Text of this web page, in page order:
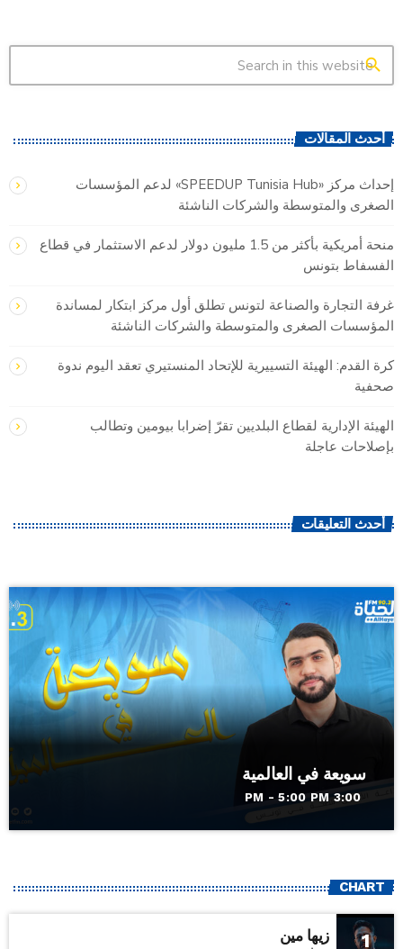
search
أحدث المقالات
إحداث مركز «SPEEDUP Tunisia Hub» لدعم المؤسسات
الصغرى والمتوسطة والشركات الناشئة
منحة أمريكية بأكثر من 1.5 مليون دولار لدعم الاستثمار في قطاع
الفسفاط بتونس
غرفة التجارة والصناعة لتونس تطلق أول مركز ابتكار لمساندة
المؤسسات الصغرى والمتوسطة والشركات الناشئة
كرة القدم: الهيئة التسييرية للإتحاد المنستيري تعقد اليوم ندوة
صحفية
الهيئة الإدارية لقطاع البلديين تقرّ إضرابا بيومين وتطالب
بإصلاحات عاجلة
أحدث التعليقات
سويعة في العالمية
3:00 PM - 5:00 PM
CHART
1 زيها مين